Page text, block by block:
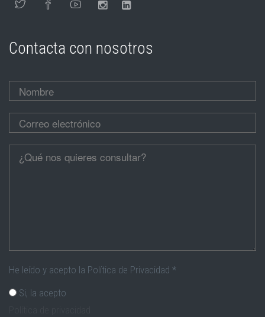
Contacta con nosotros
Nombre*
Correo electrónico*
Cúentanos
He leído y acepto la Política de Privacidad *
Si, la acepto